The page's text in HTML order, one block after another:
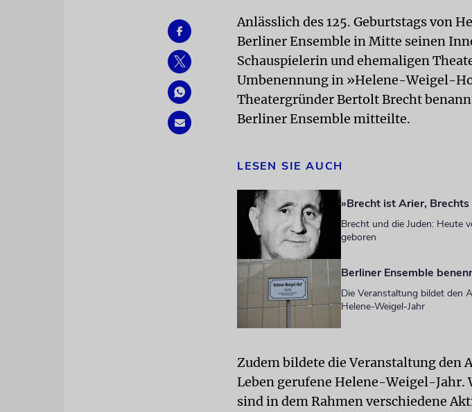
Anlässlich des 125. Geburtstags von
Berliner Ensemble in Mitte seinen
Schauspielerin und ehemaligen
Umbenennung in »Helene-Weigel-
Theatergründer Bertolt Brecht
Berliner Ensemble mitteilte.
LESEN SIE AUCH
»Brecht ist Arier, Brechts
Brecht und die Juden: Heute
geboren
Berliner Ensemble
Die Veranstaltung bildet den
Helene-Weigel-Jahr
Zudem bildete die Veranstaltung den
Leben gerufene Helene-Weigel-Jahr.
sind in dem Rahmen verschiedene